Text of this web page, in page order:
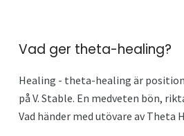
Vad ger theta-healing?
Healing - theta-healing är
på V. Stable. En medveten bön,
Vad händer med utövare av Theta